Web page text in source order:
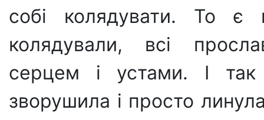
собі колядувати. То
колядували, всі
серцем і устами. І
зворушила і просто